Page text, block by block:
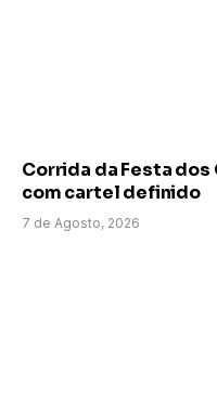
Corrida da Festa dos
com cartel definido
7 de Agosto, 2026